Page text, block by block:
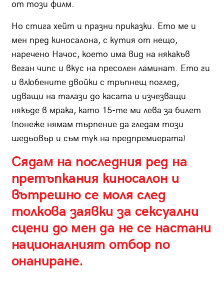
от този филм.
Но стига хейт и празни приказки. Ето ме и
мен пред киносалона, с кутия от нещо,
наречено Начос, което има вид на някакъв
веган чипс и вкус на пресолен ламинат. Ето ги
и влюбените двойки с тръпнещ поглед,
идващи на талази до касата и изчезващи
някъде в мрака, като 15-те ми лева за билет
(понеже нямам търпение да гледам този
шедьовър и съм тук на предпремиерата).
Сядам на последния ред на
претъпкания киносалон и
вътрешно се моля след
толкова заявки за сексуални
сцени до мен да не се настани
националният отбор по
онаниране.